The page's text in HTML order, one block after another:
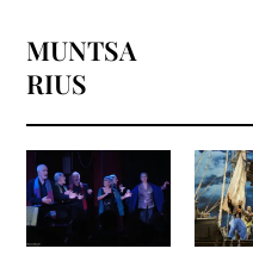
MUNTSA
RIUS